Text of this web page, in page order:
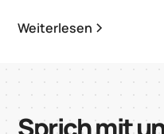
Design interaktiver
Tests entscheiden
Weiterlesen